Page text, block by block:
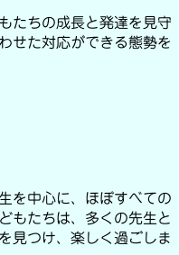
たちの成長と発達を見守
せた対応ができる態勢を
を中心に、ほぼすべての
もたちは、多くの先生と
見つけ、楽しく過ごしま